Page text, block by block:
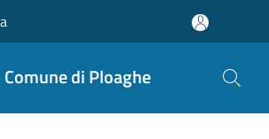
Comune di Ploaghe